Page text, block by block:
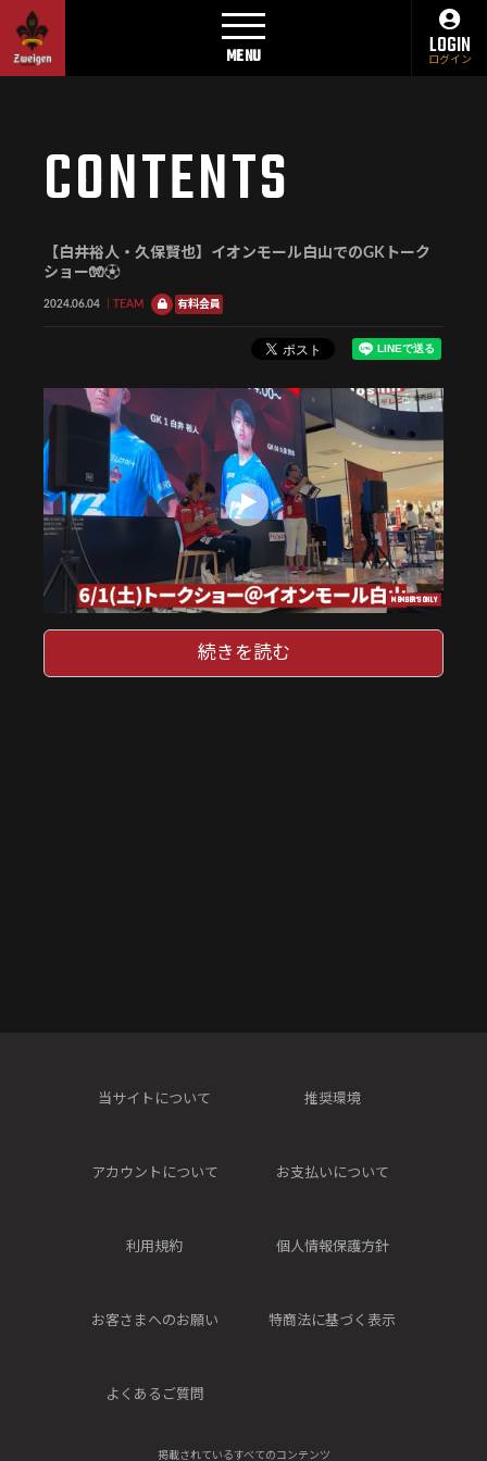
MENU LOGIN
ログイン
CONTENTS
【白井裕人・久保賢也】イオンモール白山でのGKトーク
ショー🧤⚽️
2024.06.04 TEAM 有料会員
MEMBER'S ONLY
続きを読む
当サイトについて 推奨環境
アカウントについて お支払いについて
利用規約 個人情報保護方針
お客さまへのお願い 特商法に基づく表示
よくあるご質問
掲載されているすべてのコンテンツ